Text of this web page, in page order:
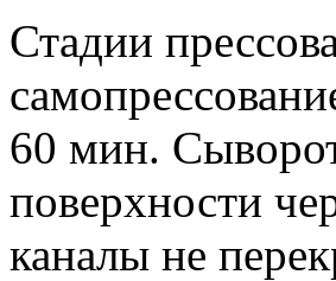
Стадии
60 мин.
поверхности
каналы не